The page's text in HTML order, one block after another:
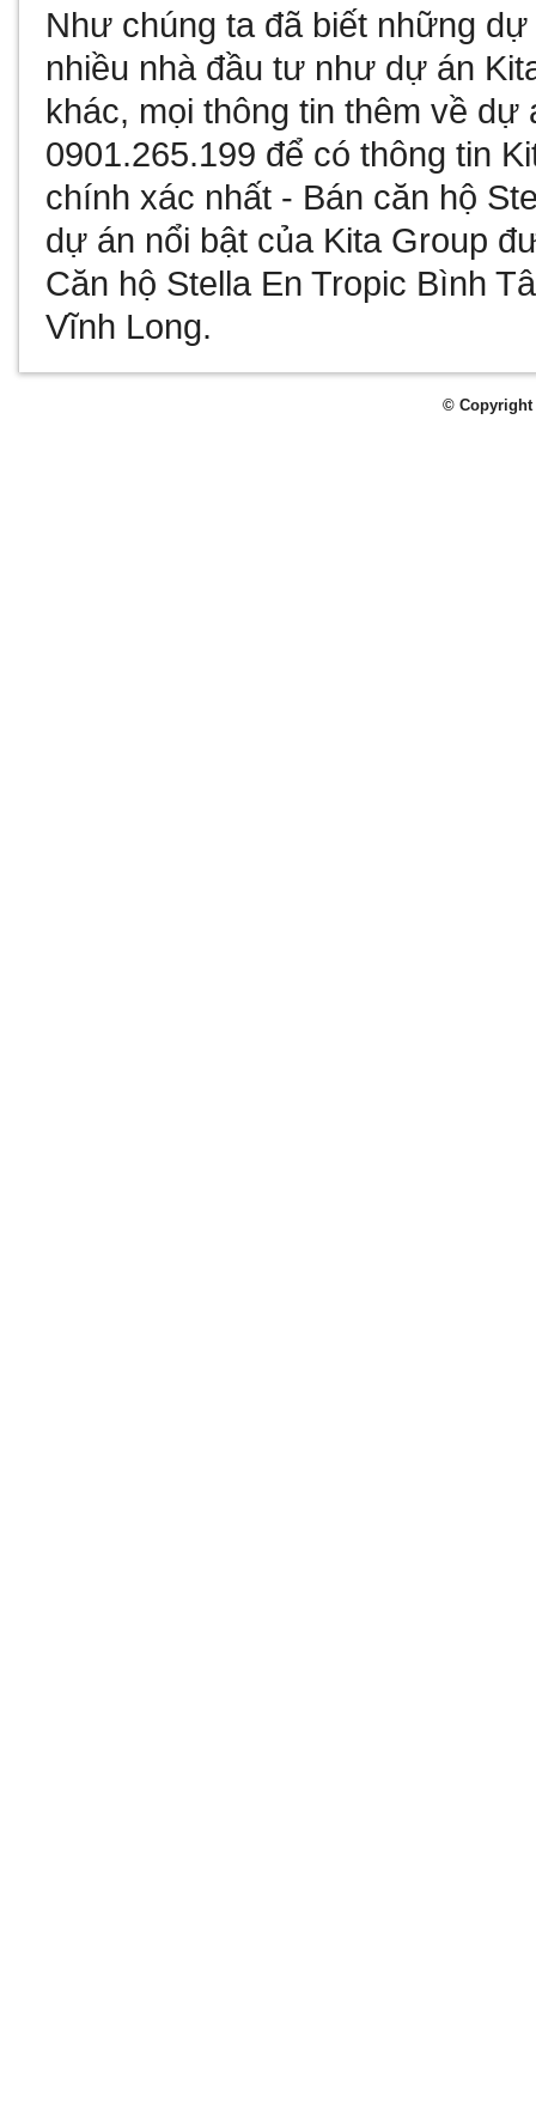
Như chúng ta đã biết những dự
nhiều nhà đầu tư như dự án
khác, mọi thông tin thêm về dự
0901.265.199 để có thông tin
chính xác nhất - Bán căn hộ
dự án nổi bật của Kita Group
Căn hộ Stella En Tropic Bình
Vĩnh Long.
© Copyright